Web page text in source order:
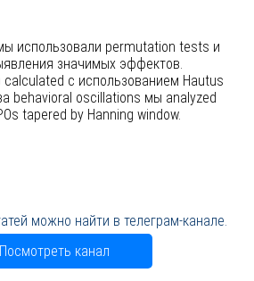
использовали permutation tests и
значимых эффектов.
calculated с использованием Hautus
behavioral oscillations мы analyzed
tapered by Hanning window.
можно найти в телеграм-канале.
Посмотреть канал